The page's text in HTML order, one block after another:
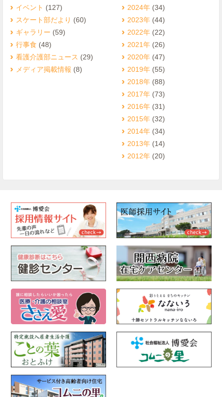
イベント (127)
スケート部だより (60)
ギャラリー (59)
行事食 (48)
看護介護部ニュース (29)
メディア掲載情報 (8)
2024年(34)
2023年(44)
2022年(22)
2021年(26)
2020年(47)
2019年(55)
2018年(88)
2017年(73)
2016年(31)
2015年(32)
2014年(34)
2013年(14)
2012年(20)